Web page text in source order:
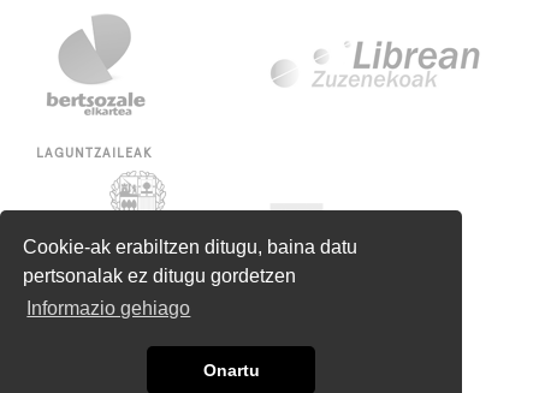
Cookie-ak erabiltzen ditugu, baina datu
pertsonalak ez ditugu gordetzen
Informazio gehiago
Onartu
LAGUNTZAILEAK